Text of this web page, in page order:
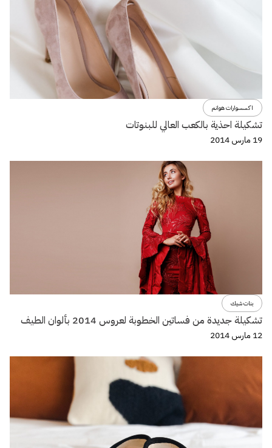
اكسسوارات هوانم
تشكيلة احذية بالكعب العالي للبنوتات
19 مارس 2014
بنات شيك
تشكيلة جديدة من فساتين الخطوبة لعروس 2014 بألوان الطيف
12 مارس 2014